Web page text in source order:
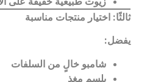
ثالثًا: اختيار منتجات مناسبة
يفضل:
شامبو خالٍ من السلفات
بلسم مغذٍ